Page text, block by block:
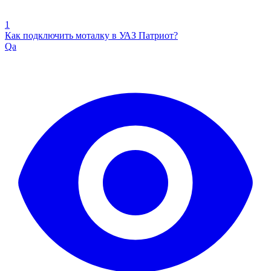
1
Как подключить моталку в УАЗ Патриот?
Qa